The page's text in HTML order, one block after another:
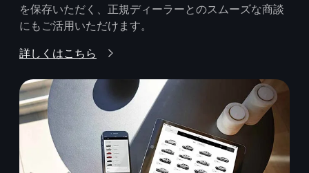
を保存いただく、正規ディーラーとのスムーズな商談
にもご活用いただけます。
詳しくはこちら